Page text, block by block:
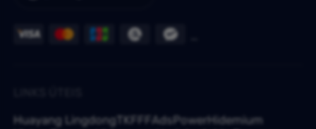
Huayang Lingdong TKFFF AdsPowerHidemium